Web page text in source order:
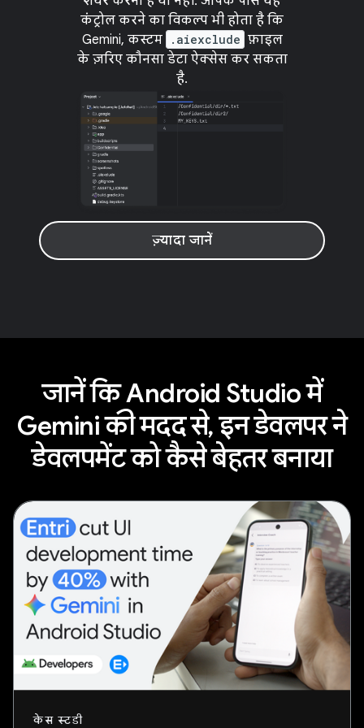
कंट्रोल करने का विकल्प भी होता है कि
Gemini, कस्टम
.aiexclude फ़ाइल
के ज़रिए कौनसा डेटा ऐक्सेस कर सकता
है.
ज़्यादा जानें
जानें कि Android Studio में
Gemini की मदद से, इन डेवलपर ने
डेवलपमेंट को कैसे बेहतर बनाया
केस स्टडी